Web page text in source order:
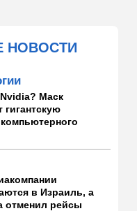
НОВОСТИ
Маск
гигантскую
в Израиль, а
отменил рейсы